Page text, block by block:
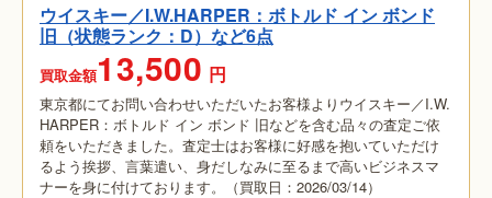
ウイスキー／I.W.HARPER：ボトルド イン ボンド
旧（状態ランク：D）など6点
買取金額13,500 円
東京都にてお問い合わせいただいたお客様よりウイスキー／I.W.
HARPER：ボトルド イン ボンド 旧などを含む品々の査定ご依
頼をいただきました。査定士はお客様に好感を抱いていただけ
るよう挨拶、言葉遣い、身だしなみに至るまで高いビジネスマ
ナーを身に付けております。（買取日：2026/03/14）